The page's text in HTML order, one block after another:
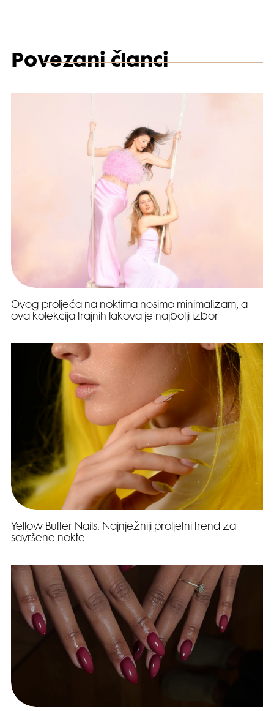
Povezani članci
Ovog proljeća na noktima nosimo minimalizam, a
ova kolekcija trajnih lakova je najbolji izbor
Yellow Butter Nails: Najnježniji proljetni trend za
savršene nokte